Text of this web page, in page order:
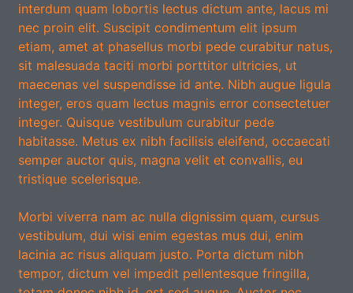
interdum quam lobortis lectus dictum ante, lacus mi
nec proin elit. Suscipit condimentum elit ipsum
etiam, amet at phasellus morbi pede curabitur natus,
sit malesuada taciti morbi porttitor ultricies, ut
maecenas vel suspendisse id ante. Nibh augue ligula
integer, eros quam lectus magnis error consectetuer
integer. Quisque vestibulum curabitur pede
habitasse. Metus ex nibh facilisis eleifend, occaecati
semper auctor quis, magna velit et convallis, eu
tristique scelerisque.
Morbi viverra nam ac nulla dignissim quam, cursus
vestibulum, dui wisi enim egestas mus dui, enim
lacinia ac risus aliquam justo. Porta dictum nibh
tempor, dictum vel impedit pellentesque fringilla,